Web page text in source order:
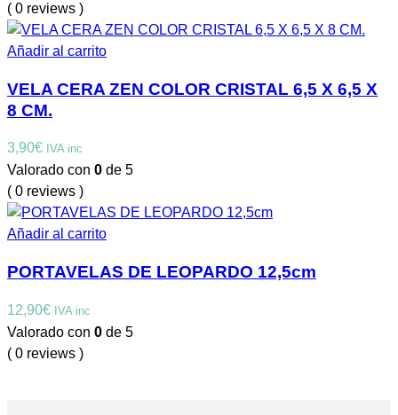
( 0 reviews )
Añadir al carrito
VELA CERA ZEN COLOR CRISTAL 6,5 X 6,5 X
8 CM.
3,90€ IVA inc
Valorado con 0 de 5
( 0 reviews )
Añadir al carrito
PORTAVELAS DE LEOPARDO 12,5cm
12,90€ IVA inc
Valorado con 0 de 5
( 0 reviews )